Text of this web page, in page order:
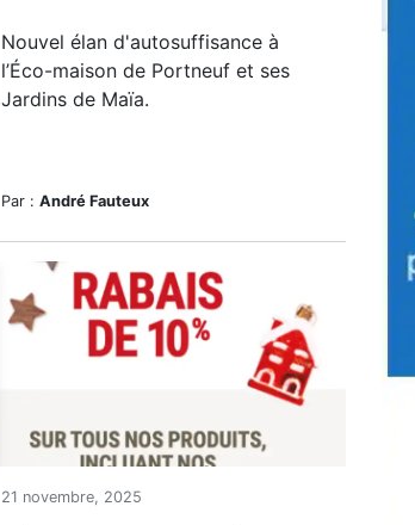
Nouvel élan d'autosuffisance à
l’Éco-maison de Portneuf et ses
Jardins de Maïa.
Par : André Fauteux
21 novembre, 2025